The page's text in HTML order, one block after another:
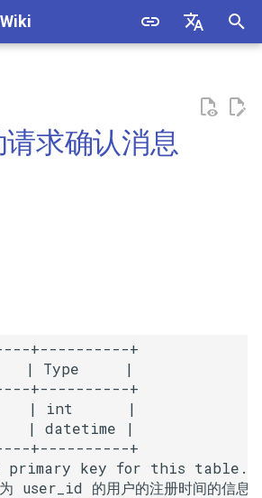
字
1 的个
字之和
个数
的最短子
重排
请求确认消息
+----------+
| Type     |
+----------+
| int      |
| datetime |
+----------+
primary key for this table.
user_id 的用户的注册时间的信息